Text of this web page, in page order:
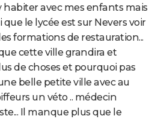
habiter avec mes enfants mais
que le lycée est sur Nevers voir
formations de restauration...
cette ville grandira et
de choses et pourquoi pas
belle petite ville avec au
un véto .. médecin
Il manque plus que le